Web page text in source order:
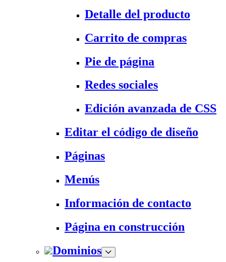
Detalle del producto
Carrito de compras
Pie de página
Redes sociales
Edición avanzada de CSS
Editar el código de diseño
Páginas
Menús
Información de contacto
Página en construcción
Dominios